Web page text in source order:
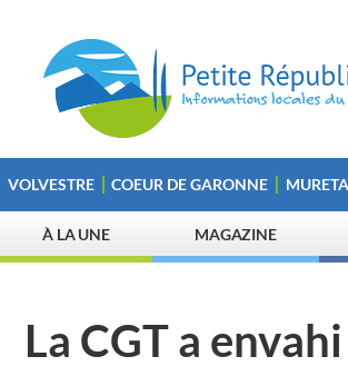
VOLVESTRE COEUR DE GARONNE
À LA UNE MAGAZINE
La CGT a